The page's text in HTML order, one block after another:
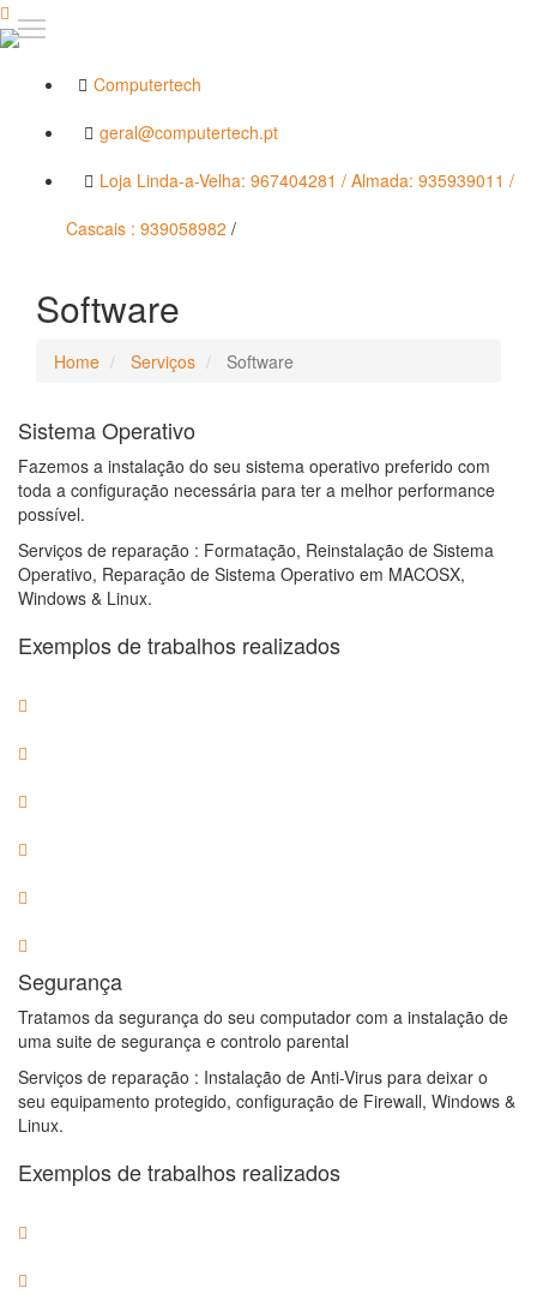
Computertech
geral@computertech.pt
Loja Linda-a-Velha: 967404281 / Almada: 935939011 /
Cascais : 939058982 /
Software
Home Serviços Software
Sistema Operativo
Fazemos a instalação do seu sistema operativo preferido com
toda a configuração necessária para ter a melhor performance
possível.
Serviços de reparação : Formatação, Reinstalação de Sistema
Operativo, Reparação de Sistema Operativo em MACOSX,
Windows & Linux.
Exemplos de trabalhos realizados
Segurança
Tratamos da segurança do seu computador com a instalação de
uma suite de segurança e controlo parental
Serviços de reparação : Instalação de Anti-Virus para deixar o
seu equipamento protegido, configuração de Firewall, Windows &
Linux.
Exemplos de trabalhos realizados